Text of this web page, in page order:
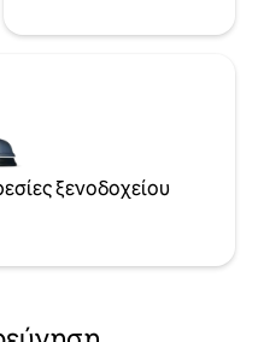
ξενοδοχείου